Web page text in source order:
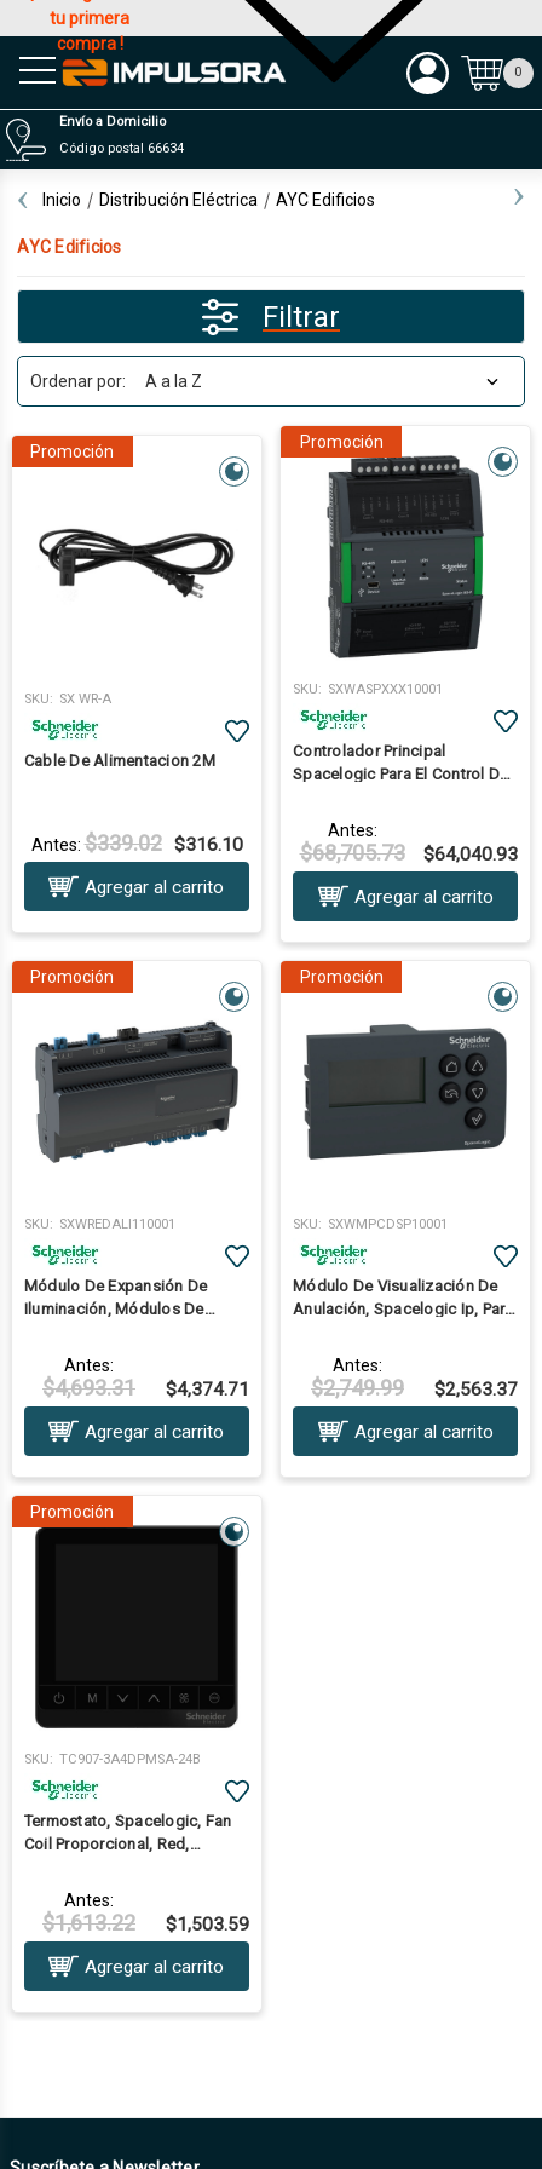
tu primera
compra !
Productos
Envío a Domicilio
Código postal 66634
0
Inicio Distribución Eléctrica AYC Edificios
AYC Edificios
Filtrar
Ordenar por:
Promoción
SKU: SX WR-A
Cable De Alimentacion 2M
Antes:$339.02 $316.10
Agregar al carrito
Promoción
SKU: SXWASPXXX10001
Controlador Principal
Spacelogic Para El Control De
Antes:
$68,705.73
$64,040.93
Agregar al carrito
Promoción
SKU: SXWREDALI110001
Módulo De Expansión De
Iluminación, Módulos De
Antes:
$4,693.31
$4,374.71
Agregar al carrito
Promoción
SKU: SXWMPCDSP10001
Módulo De Visualización De
Anulación, Spacelogic Ip, Para
Antes:
$2,749.99
$2,563.37
Agregar al carrito
Promoción
SKU: TC907-3A4DPMSA-24B
Termostato, Spacelogic, Fan
Coil Proporcional, Red,
Ventiladores, Modbus, Sensor
Externo, 24V, Negro
Antes:
$1,613.22
$1,503.59
Agregar al carrito